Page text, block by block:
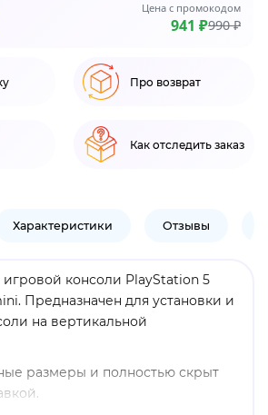
Цена с промокодом
941 ₽990 ₽
Про возврат
Как отследить заказ
Характеристики Отзывы
консоли PlayStation 5
Предназначен для установки и
на вертикальной
размеры и полностью скрыт